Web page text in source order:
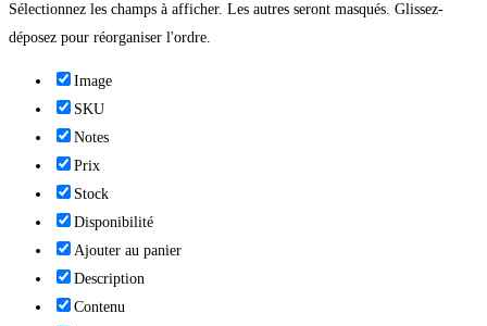
Sélectionnez les champs à afficher. Les autres seront masqués. Glissez-
déposez pour réorganiser l'ordre.
Image
SKU
Notes
Prix
Stock
Disponibilité
Ajouter au panier
Description
Contenu